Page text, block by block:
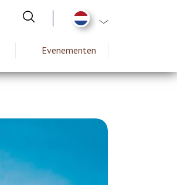
Aanvullende
Evenementen